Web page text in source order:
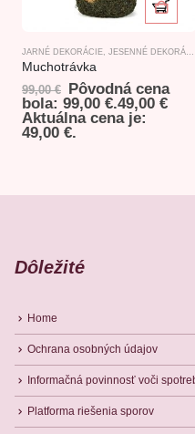
JARNÉ DEKORÁCIE, JESENNÉ DEKORÁCIE
Muchotrávka
99,00€ Pôvodná cena
bola: 99,00 €.49,00 €
Aktuálna cena je:
49,00 €.
Dôležité
Home
Ochrana osobných údajov
Informačná povinnosť voči
Platforma riešenia sporov